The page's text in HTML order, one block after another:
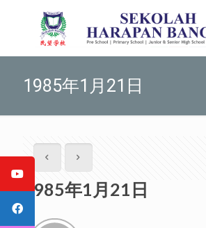
1985年1月21日
1985年1月21日